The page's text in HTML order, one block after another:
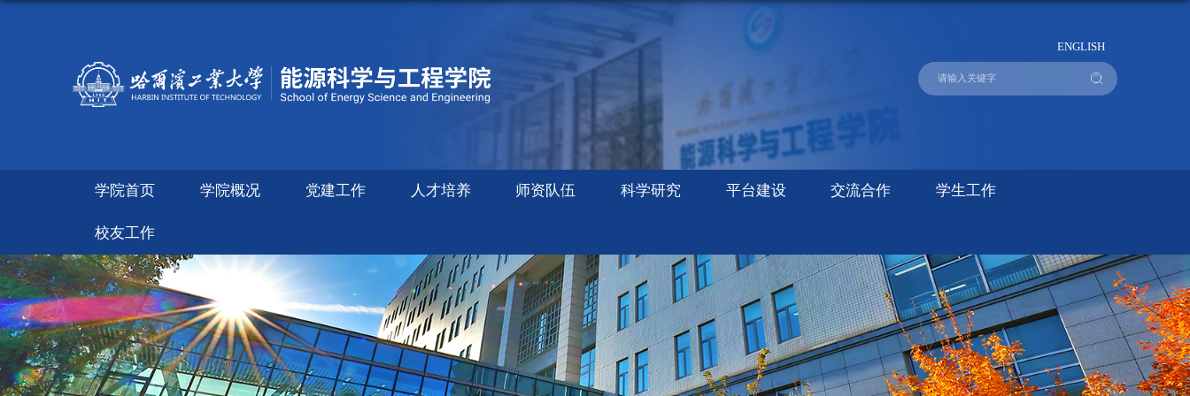
ENGLISH
学院首页 学院概况 党建工作 人才培养 师资队伍 科学研究 平台建设 交流合作 学生工作
校友工作